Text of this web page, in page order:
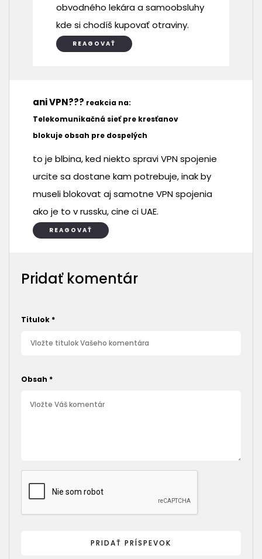
obvodného lekára a samoobsluhy
kde si chodíš kupovať otraviny.
REAGOVAŤ
ani VPN??? reakcia na:
Telekomunikačná sieť pre kresťanov
blokuje obsah pre dospelých
to je blbina, ked niekto spravi VPN spojenie
urcite sa dostane kam potrebuje, inak by
museli blokovat aj samotne VPN spojenia
ako je to v russku, cine ci UAE.
REAGOVAŤ
Pridať komentár
Titulok *
Obsah *